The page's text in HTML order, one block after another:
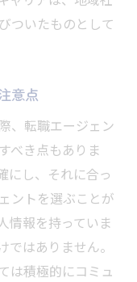
ついたものとして
意点
、転職エージェン
べき点もありま
にし、それに合っ
ントを選ぶことが
情報を持っていま
はありません。
は積極的にコミュ